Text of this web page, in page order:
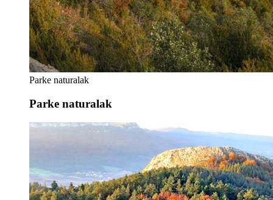
Parke naturalak
Parke naturalak